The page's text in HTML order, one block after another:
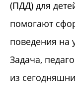
(ПДД) для
помогают
поведения на
Задача,
из